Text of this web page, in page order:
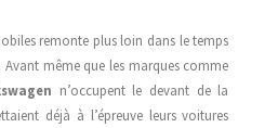
remonte plus loin dans le temps
même que les marques comme
n’occupent le devant de la
déjà à l’épreuve leurs voitures